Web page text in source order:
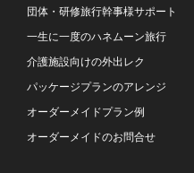
団体・研修旅行幹事様サポート
一生に一度のハネムーン旅行
介護施設向けの外出レク
パッケージプランのアレンジ
オーダーメイドプラン例
オーダーメイドのお問合せ